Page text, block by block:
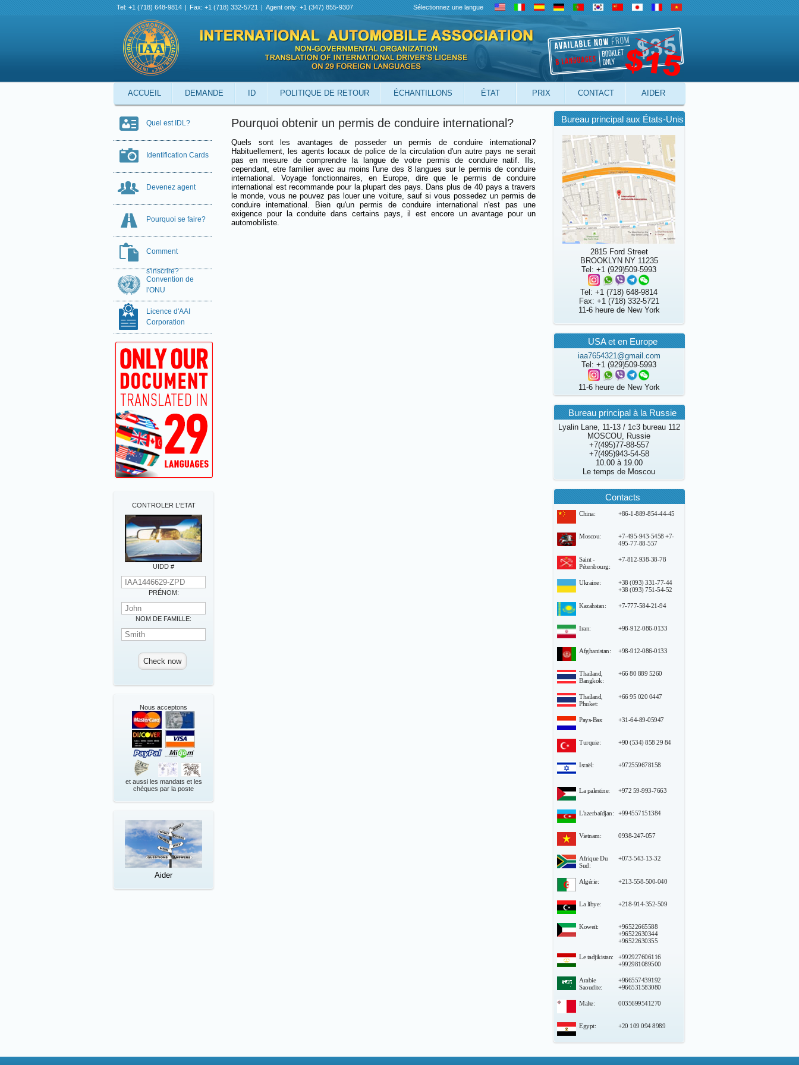
Tel: +1 (718) 648-9814 | Fax: +1 (718) 332-5721 | Agent only: +1 (347) 855-9307 Sélectionnez une langue
ACCUEIL DEMANDE ID POLITIQUE DE RETOUR ÉCHANTILLONS ÉTAT PRIX CONTACT AIDER
Quel est IDL?
Identification Cards
Devenez agent
Pourquoi se faire?
Comment
s'inscrire?
Convention de
l'ONU
Licence d'AAI
Corporation
CONTROLER L'ETAT
UIDD #
PRÉNOM:
NOM DE FAMILLE:
Nous acceptons
et aussi les mandats et les
chèques par la poste
Aider
Pourquoi obtenir un permis de conduire international?
Quels sont les avantages de posseder un permis de conduire international?
Habituellement, les agents locaux de police de la circulation d'un autre pays ne serait
pas en mesure de comprendre la langue de votre permis de conduire natif. Ils,
cependant, etre familier avec au moins l'une des 8 langues sur le permis de conduire
international. Voyage fonctionnaires, en Europe, dire que le permis de conduire
international est recommande pour la plupart des pays. Dans plus de 40 pays a travers
le monde, vous ne pouvez pas louer une voiture, sauf si vous possedez un permis de
conduire international. Bien qu'un permis de conduire international n'est pas une
exigence pour la conduite dans certains pays, il est encore un avantage pour un
automobiliste.
Bureau principal aux États-Unis
2815 Ford Street
BROOKLYN NY 11235
Tel: +1 (929)509-5993
Tel: +1 (718) 648-9814
Fax: +1 (718) 332-5721
11-6 heure de New York
USA et en Europe
iaa7654321@gmail.com
Tel: +1 (929)509-5993
11-6 heure de New York
Bureau principal à la Russie
Lyalin Lane, 11-13 / 1с3 bureau 112
MOSCOU, Russie
+7(495)77-88-557
+7(495)943-54-58
10.00 à 19.00
Le temps de Moscou
Сontacts
China: +86-1-889-854-44-45
Moscou:
+7-495-943-5458 +7-
495-77-88-557
Saint -
Pétersbourg:
+7-812-938-38-78
Ukraine:
+38 (093) 331-77-44
+38 (093) 751-54-52
Kazahstan: +7-777-584-21-94
Iran: +98-912-086-0133
Afghanistan: +98-912-086-0133
Thailand,
Bangkok:
+66 80 889 5260
Thailand,
Phuket:
+66 95 020 0447
Pays-Bas: +31-64-89-05947
Turquie: +90 (534) 858 29 84
Israël: +972559678158
La palestine: +972 59-993-7663
L'azerbaïdjan: +994557151384
Vietnam: 0938-247-057
Afrique Du
Sud:
+073-543-13-32
Algérie: +213-558-500-040
La libye: +218-914-352-509
Koweït:
+96522665588
+96522630344
+96522630355
Le tadjikistan:
+992927606116
+992981089500
Arabie
Saoudite:
+966557439192
+966531583080
Malte: 0035699541270
Egypt: +20 109 094 8989